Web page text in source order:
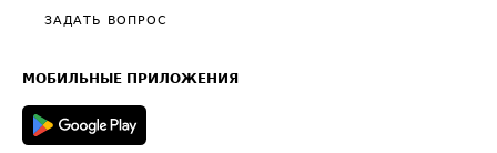
Общие положения
Полезное по перевозкам
Техническая информация
ЗАДАТЬ ВОПРОС
МОБИЛЬНЫЕ ПРИЛОЖЕНИЯ